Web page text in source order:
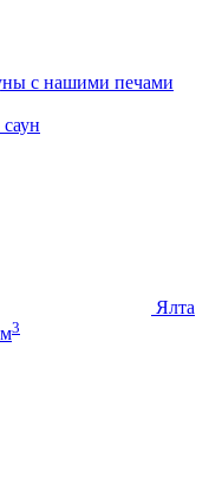
с нашими печами
Ялта
3